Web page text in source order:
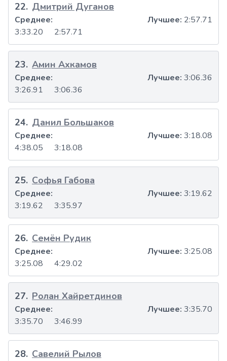
22. Дмитрий Дуганов
3:33.20 2:57.71
Среднее: Лучшее: 2:57.71
23. Амин Ахкамов
3:26.91 3:06.36
Среднее: Лучшее: 3:06.36
24. Данил Большаков
4:38.05 3:18.08
Среднее: Лучшее: 3:18.08
25. Софья Габова
3:19.62 3:35.97
Среднее: Лучшее: 3:19.62
26. Семён Рудик
3:25.08 4:29.02
Среднее: Лучшее: 3:25.08
27. Ролан Хайретдинов
3:35.70 3:46.99
Среднее: Лучшее: 3:35.70
28. Савелий Рылов